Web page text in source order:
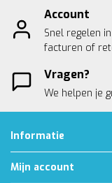
Account
Snel regelen
facturen of
Vragen?
We helpen je
Informatie
Mijn account